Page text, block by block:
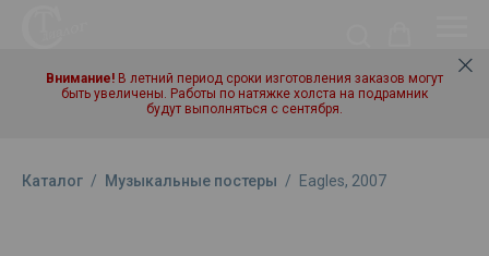
Внимание! В летний период сроки изготовления заказов могут
быть увеличены. Работы по натяжке холста на подрамник
будут выполняться с сентября.
Каталог / Музыкальные постеры / Eagles, 2007